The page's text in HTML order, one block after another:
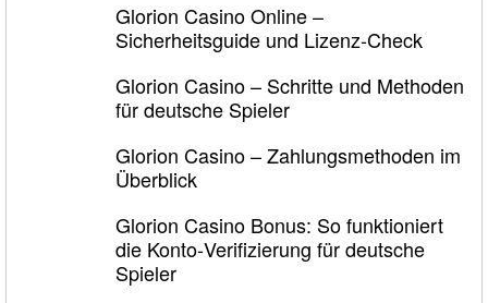
Glorion Casino Online –
Sicherheitsguide und Lizenz‑Check
Glorion Casino – Schritte und Methoden
für deutsche Spieler
Glorion Casino – Zahlungsmethoden im
Überblick
Glorion Casino Bonus: So funktioniert
die Konto‑Verifizierung für deutsche
Spieler